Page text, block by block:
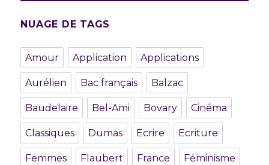
NUAGE DE TAGS
Amour Application Applications
Aurélien Bac français Balzac
Baudelaire Bel-Ami Bovary Cinéma
Classiques Dumas Ecrire Ecriture
Femmes Flaubert France Féminisme